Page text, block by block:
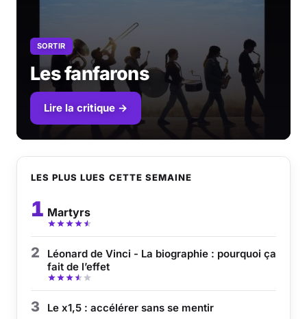
SORTIR
Les fanfarons
Lire la critique →
LES PLUS LUES CETTE SEMAINE
1 Martyrs
2
Léonard de Vinci - La biographie : pourquoi ça
fait de l’effet
3 Le x1,5 : accélérer sans se mentir